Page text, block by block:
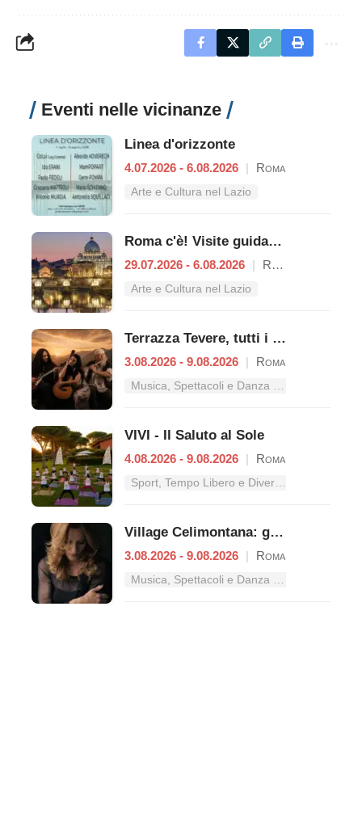
Eventi nelle vicinanze
Linea d'orizzonte
4.07.2026 - 6.08.2026 | Roma
Arte e Cultura nel Lazio
Roma c'è! Visite guidate (anche per bambini) dal 29 luglio al 6 agosto 2026
29.07.2026 - 6.08.2026 | Roma
Arte e Cultura nel Lazio
Terrazza Tevere, tutti i concerti dal 3 al 9 agosto
3.08.2026 - 9.08.2026 | Roma
VIVI - Il Saluto al Sole
4.08.2026 - 9.08.2026 | Roma
Village Celimontana: gli appuntamenti dal 3 al 9 agosto
3.08.2026 - 9.08.2026 | Roma